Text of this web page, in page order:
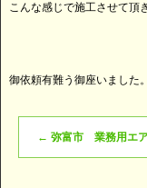
こんな感じで施工させて頂
御依頼有難う御座いました。
← 弥富市 業務用エ